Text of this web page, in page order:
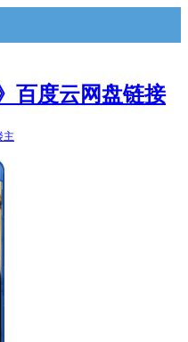
百度云网盘链接
主